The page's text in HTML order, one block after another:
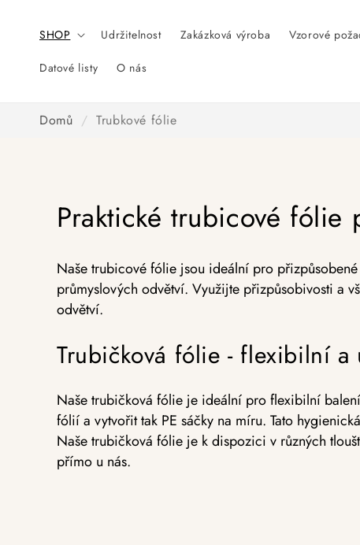
SHOP Udržitelnost Zakázková výroba Vzorové
Datové listy O nás
Domů / Trubkové fólie
Praktické trubicové
Naše trubicové fólie jsou ideální pro
průmyslových odvětví. Využijte přizpůsobivosti a
odvětví.
Trubičková fólie - flexibilní
Naše trubičková fólie je ideální pro flexibilní
fólií a vytvořit tak PE sáčky na míru. Tato
Naše trubičková fólie je k dispozici v různých
přímo u nás.